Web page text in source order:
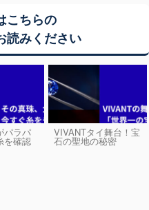
こちらの
読みください
パラパ
を確認
VIVANTタイ舞台！宝
石の聖地の秘密